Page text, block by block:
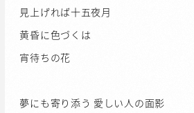
見上げれば十五夜月
黄昏に色づくは
宵待ちの花
夢にも寄り添う 愛しい人の面影